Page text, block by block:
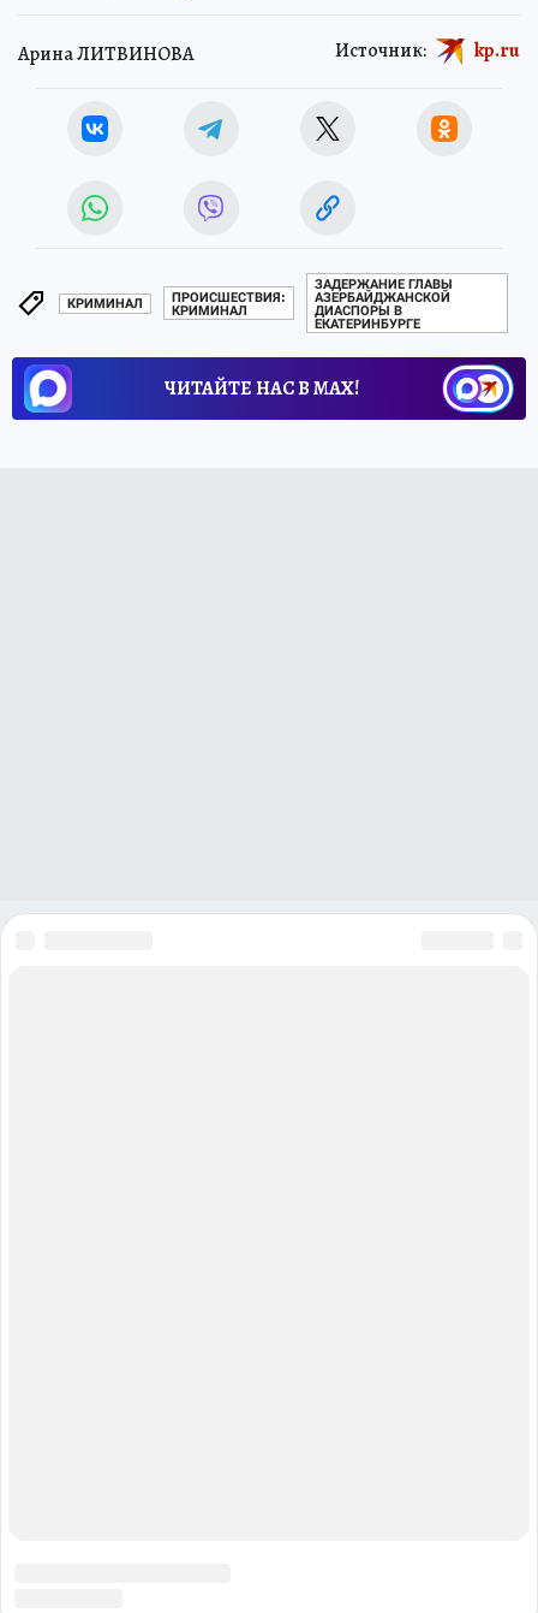
Арина ЛИТВИНОВА Источник: kp.ru
КРИМИНАЛ
ПРОИСШЕСТВИЯ:
КРИМИНАЛ
ЗАДЕРЖАНИЕ ГЛАВЫ
АЗЕРБАЙДЖАНСКОЙ
ДИАСПОРЫ В
ЕКАТЕРИНБУРГЕ
ЧИТАЙТЕ НАС В МАХ!